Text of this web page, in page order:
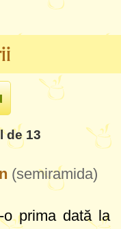
de 13
(semiramida)
o prima dată la